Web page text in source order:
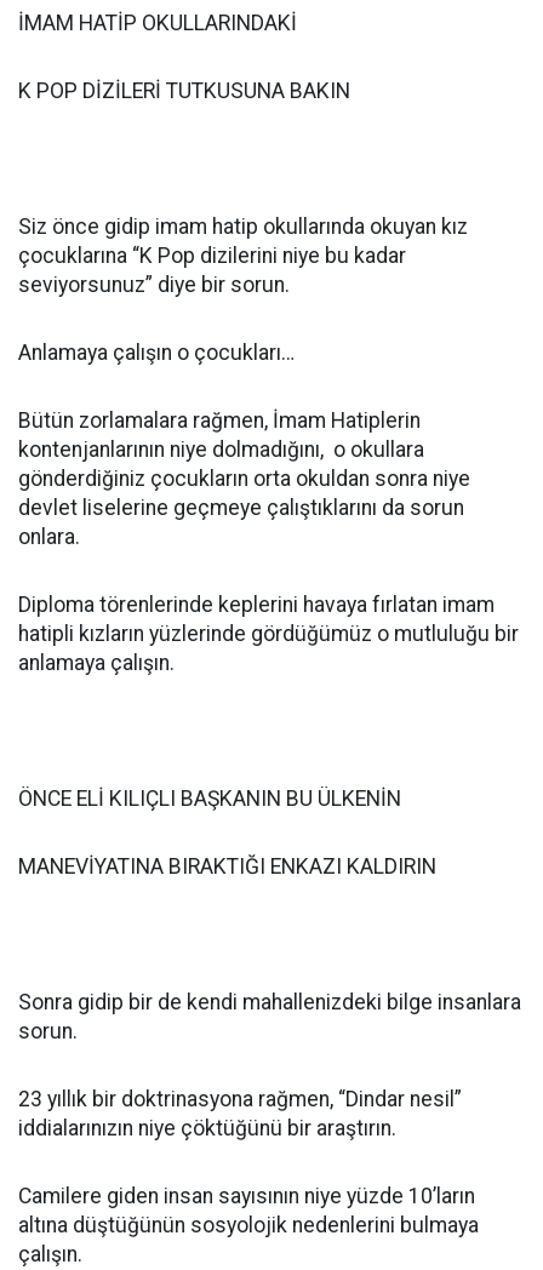
İMAM HATİP OKULLARINDAKİ
K POP DİZİLERİ TUTKUSUNA BAKIN
Siz önce gidip imam hatip okullarında okuyan kız
çocuklarına “K Pop dizilerini niye bu kadar
seviyorsunuz” diye bir sorun.
Anlamaya çalışın o çocukları…
Bütün zorlamalara rağmen, İmam Hatiplerin
kontenjanlarının niye dolmadığını, o okullara
gönderdiğiniz çocukların orta okuldan sonra niye
devlet liselerine geçmeye çalıştıklarını da sorun
onlara.
Diploma törenlerinde keplerini havaya fırlatan imam
hatipli kızların yüzlerinde gördüğümüz o mutluluğu bir
anlamaya çalışın.
ÖNCE ELİ KILIÇLI BAŞKANIN BU ÜLKENİN
MANEVİYATINA BIRAKTIĞI ENKAZI KALDIRIN
Sonra gidip bir de kendi mahallenizdeki bilge insanlara
sorun.
23 yıllık bir doktrinasyona rağmen, “Dindar nesil”
iddialarınızın niye çöktüğünü bir araştırın.
Camilere giden insan sayısının niye yüzde 10’ların
altına düştüğünün sosyolojik nedenlerini bulmaya
çalışın.